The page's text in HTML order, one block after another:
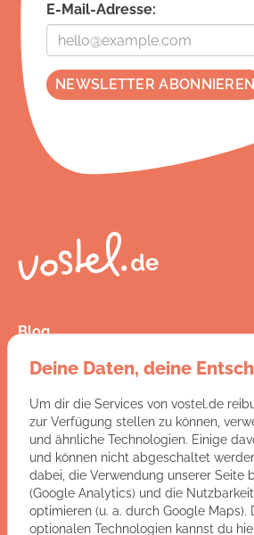
E-Mail-Adresse:
Blog
Kontakt
Jobs
AGB
Datenschutz
Impressum
Du hast Fragen an uns?
Deine Daten, deine
Um dir die Services von vostel.de
zur Verfügung stellen zu können,
und ähnliche Technologien. Einige
und können nicht abgeschaltet
dabei, die Verwendung unserer Seite
(Google Analytics) und die
optimieren (u. a. durch Google Maps).
optionalen Technologien kannst du